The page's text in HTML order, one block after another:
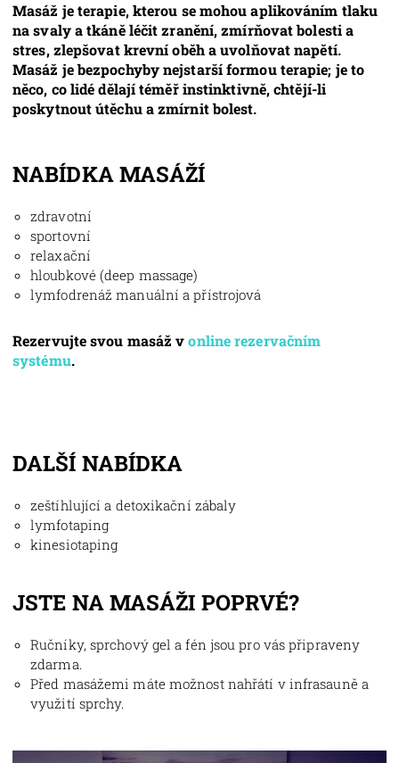
Masáž je terapie, kterou se mohou aplikováním tlaku
na svaly a tkáně léčit zranění, zmírňovat bolesti a
stres, zlepšovat krevní oběh a uvolňovat napětí.
Masáž je bezpochyby nejstarší formou terapie; je to
něco, co lidé dělají téměř instinktivně, chtějí-li
poskytnout útěchu a zmírnit bolest.
NABÍDKA MASÁŽÍ
zdravotní
sportovní
relaxační
hloubkové (deep massage)
lymfodrenáž manuální a přístrojová
Rezervujte svou masáž vonline rezervačním
systému.
DALŠÍ NABÍDKA
zeštíhlující a detoxikační zábaly
lymfotaping
kinesiotaping
JSTE NA MASÁŽI POPRVÉ?
Ručníky, sprchový gel a fén jsou pro vás připraveny
zdarma.
Před masážemi máte možnost nahřátí v infrasauně a
využití sprchy.